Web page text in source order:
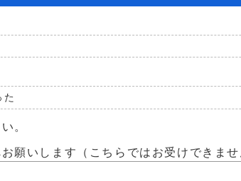
た
。
願いします（こちらではお受けできま